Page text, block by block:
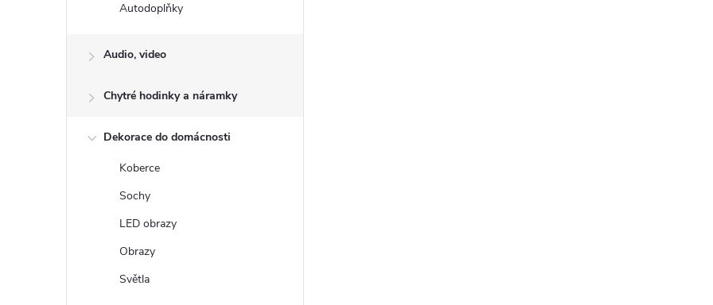
Autodoplňky
Audio, video
Chytré hodinky a náramky
Dekorace do domácnosti
Koberce
Sochy
LED obrazy
Obrazy
Světla